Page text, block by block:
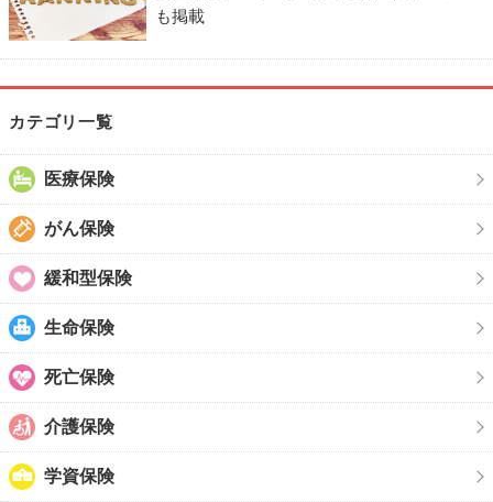
も掲載
カテゴリ一覧
医療保険
がん保険
緩和型保険
生命保険
死亡保険
介護保険
学資保険